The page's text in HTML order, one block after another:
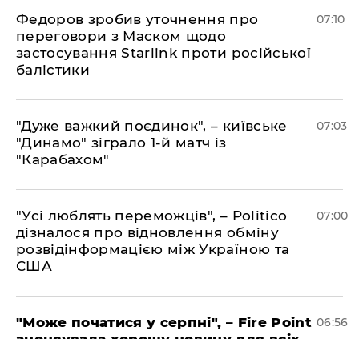
Федоров зробив уточнення про
переговори з Маском щодо
застосування Starlink проти російської
балістики
07:10
"Дуже важкий поєдинок", – київське
"Динамо" зіграло 1-й матч із
"Карабахом"
07:03
"Усі люблять переможців", – Politico
дізналося про відновлення обміну
розвідінформацією між Україною та
США
07:00
"Може початися у серпні", – Fire Point 06:56